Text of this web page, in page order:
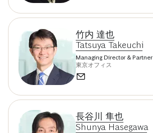
竹内 達也
Tatsuya Takeuchi
Managing Director & Partner
東京オフィス
長谷川 隼也
Shunya Hasegawa